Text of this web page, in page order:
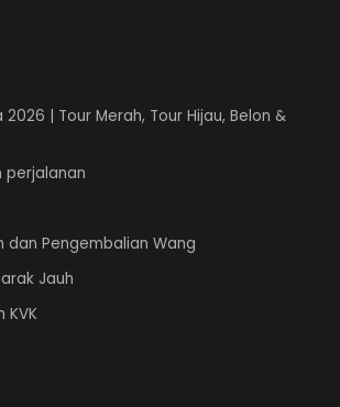
| Tour Merah, Tour Hijau, Belon &
perjalanan
dan Pengembalian Wang
Jauh
KVK